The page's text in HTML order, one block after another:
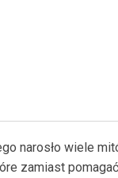
narosło wiele
zamiast